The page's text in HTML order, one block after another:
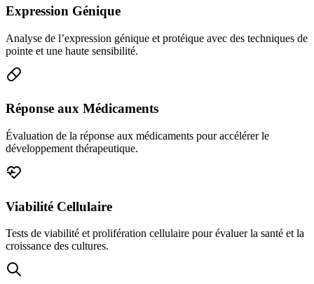
Expression Génique
Analyse de l’expression génique et protéique avec des techniques de
pointe et une haute sensibilité.
Réponse aux Médicaments
Évaluation de la réponse aux médicaments pour accélérer le
développement thérapeutique.
Viabilité Cellulaire
Tests de viabilité et prolifération cellulaire pour évaluer la santé et la
croissance des cultures.